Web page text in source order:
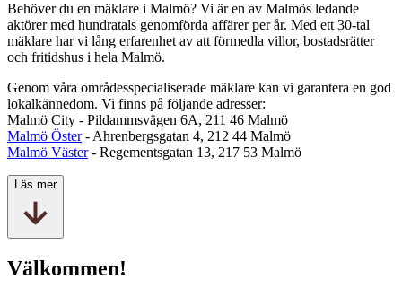
Behöver du en mäklare i Malmö? Vi är en av Malmös ledande
aktörer med hundratals genomförda affärer per år. Med ett 30-tal
mäklare har vi lång erfarenhet av att förmedla villor, bostadsrätter
och fritidshus i hela Malmö.
Genom våra områdesspecialiserade mäklare kan vi garantera en god
lokalkännedom. Vi finns på följande adresser:
Malmö City - Pildammsvägen 6A, 211 46 Malmö
Malmö Öster- Ahrenbergsgatan 4, 212 44 Malmö
Malmö Väster- Regementsgatan 13, 217 53 Malmö
Läs mer
Välkommen!